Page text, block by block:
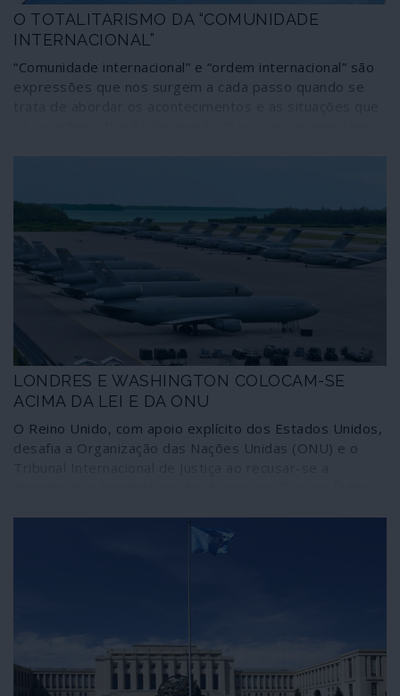
O TOTALITARISMO DA “COMUNIDADE
INTERNACIONAL”
“Comunidade internacional” e “ordem internacional” são
expressões que nos surgem a cada passo quando se
significados actuais. Desse desvanecimento surgem
múltiplas interpretações e a confusão generalizada –
que nada tem de inocente. Prevalecendo então o
sistema sem mandato que dá corpo à ordem global
neoliberal.
LONDRES E WASHINGTON COLOCAM-SE
ACIMA DA LEI E DA ONU
O Reino Unido, com apoio explícito dos Estados Unidos,
desafia a Organização das Nações Unidas (ONU) e o
qual foi dissociado ilegalmente. Ignoram-se ainda os
procedimentos que o secretário-geral da ONU irá